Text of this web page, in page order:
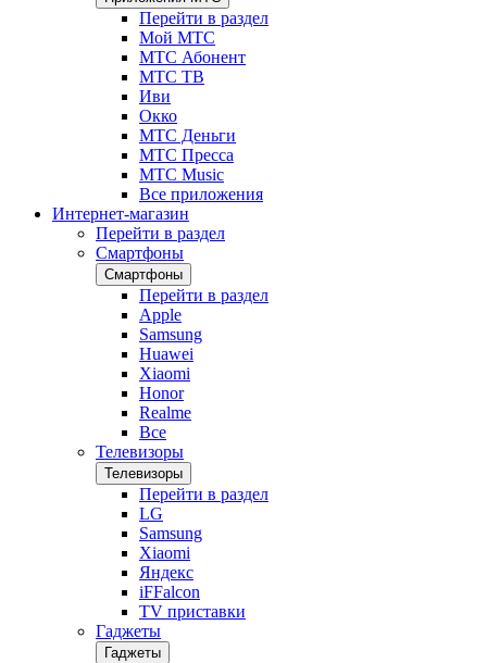
Перейти в раздел
Мой МТС
МТС Абонент
МТС ТВ
Иви
Окко
МТС Деньги
МТС Пресса
МТС Music
Все приложения
Интернет-магазин
Перейти в раздел
Смартфоны
Смартфоны
Перейти в раздел
Apple
Samsung
Huawei
Xiaomi
Honor
Realme
Все
Телевизоры
Телевизоры
Перейти в раздел
LG
Samsung
Xiaomi
Яндекс
iFFalcon
TV приставки
Гаджеты
Гаджеты